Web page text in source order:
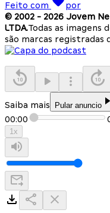
Feito com
por
© 2002 - 2026 Jovem
LTDA.Todas as imagens
são marcas registradas
Saiba mais Pular anuncio
00:00
1x